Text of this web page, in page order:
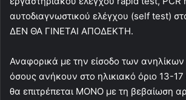
αυτοδιαγνωστικού ελέγχου (self test)
ΔΕΝ ΘΑ ΓΙΝΕΤΑΙ ΑΠΟΔΕΚΤΗ.
Αναφορικά με την είσοδο των ανηλίκων
όσους ανήκουν στο ηλικιακό όριο 13-17
θα επιτρέπεται ΜΟΝΟ με τη βεβαίωση